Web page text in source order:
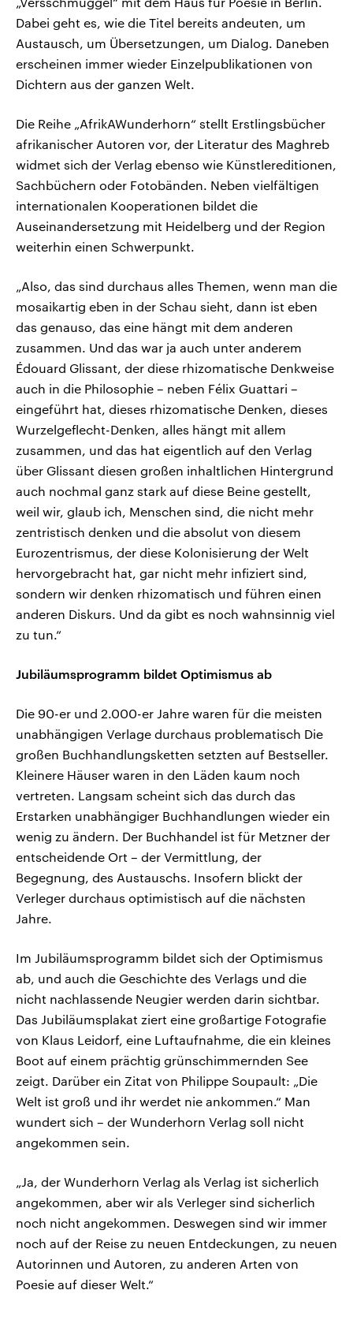
Dabei geht es, wie die Titel bereits andeuten, um
Austausch, um Übersetzungen, um Dialog. Daneben
erscheinen immer wieder Einzelpublikationen von
Dichtern aus der ganzen Welt.
Die Reihe „AfrikAWunderhorn“ stellt Erstlingsbücher
afrikanischer Autoren vor, der Literatur des Maghreb
widmet sich der Verlag ebenso wie Künstlereditionen,
Sachbüchern oder Fotobänden. Neben vielfältigen
internationalen Kooperationen bildet die
Auseinandersetzung mit Heidelberg und der Region
weiterhin einen Schwerpunkt.
„Also, das sind durchaus alles Themen, wenn man die
mosaikartig eben in der Schau sieht, dann ist eben
das genauso, das eine hängt mit dem anderen
zusammen. Und das war ja auch unter anderem
Édouard Glissant, der diese rhizomatische Denkweise
auch in die Philosophie – neben Félix Guattari –
eingeführt hat, dieses rhizomatische Denken, dieses
Wurzelgeflecht-Denken, alles hängt mit allem
zusammen, und das hat eigentlich auf den Verlag
über Glissant diesen großen inhaltlichen Hintergrund
auch nochmal ganz stark auf diese Beine gestellt,
weil wir, glaub ich, Menschen sind, die nicht mehr
zentristisch denken und die absolut von diesem
Eurozentrismus, der diese Kolonisierung der Welt
hervorgebracht hat, gar nicht mehr infiziert sind,
sondern wir denken rhizomatisch und führen einen
anderen Diskurs. Und da gibt es noch wahnsinnig viel
zu tun.“
Jubiläumsprogramm bildet Optimismus ab
Die 90-er und 2.000-er Jahre waren für die meisten
unabhängigen Verlage durchaus problematisch Die
großen Buchhandlungsketten setzten auf Bestseller.
Kleinere Häuser waren in den Läden kaum noch
vertreten. Langsam scheint sich das durch das
Erstarken unabhängiger Buchhandlungen wieder ein
wenig zu ändern. Der Buchhandel ist für Metzner der
entscheidende Ort – der Vermittlung, der
Begegnung, des Austauschs. Insofern blickt der
Verleger durchaus optimistisch auf die nächsten
Jahre.
Im Jubiläumsprogramm bildet sich der Optimismus
ab, und auch die Geschichte des Verlags und die
nicht nachlassende Neugier werden darin sichtbar.
Das Jubiläumsplakat ziert eine großartige Fotografie
von Klaus Leidorf, eine Luftaufnahme, die ein kleines
Boot auf einem prächtig grünschimmernden See
zeigt. Darüber ein Zitat von Philippe Soupault: „Die
Welt ist groß und ihr werdet nie ankommen.“ Man
wundert sich – der Wunderhorn Verlag soll nicht
angekommen sein.
„Ja, der Wunderhorn Verlag als Verlag ist sicherlich
angekommen, aber wir als Verleger sind sicherlich
noch nicht angekommen. Deswegen sind wir immer
noch auf der Reise zu neuen Entdeckungen, zu neuen
Autorinnen und Autoren, zu anderen Arten von
Poesie auf dieser Welt.“